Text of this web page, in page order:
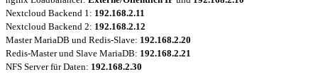
Nextcloud Backend 1: 192.168.2.11
Nextcloud Backend 2: 192.168.2.12
Master MariaDB und Redis-Slave: 192.168.2.20
Redis-Master und Slave MariaDB: 192.168.2.21
NFS Server für Daten: 192.168.2.30